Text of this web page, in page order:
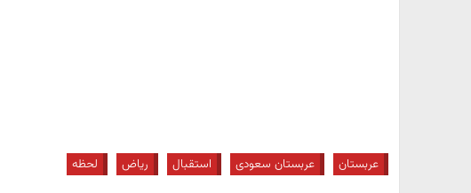
عربستان عربستان سعودی استقبال ریاض لحظه